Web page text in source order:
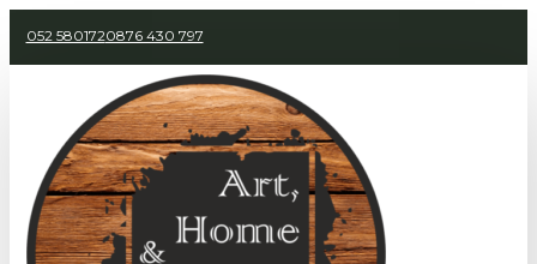
052 5801720876 430 797